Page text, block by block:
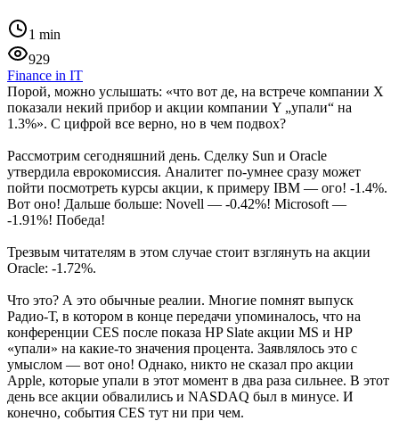
1 min
929
Finance in IT
Порой, можно услышать: «что вот де, на встрече компании Х
показали некий прибор и акции компании Y „упали“ на
1.3%». С цифрой все верно, но в чем подвох?
Рассмотрим сегодняшний день. Сделку Sun и Oracle
утвердила еврокомиссия. Аналитег по-умнее сразу может
пойти посмотреть курсы акции, к примеру IBM — ого! -1.4%.
Вот оно! Дальше больше: Novell — -0.42%! Microsoft —
-1.91%! Победа!
Трезвым читателям в этом случае стоит взглянуть на акции
Oracle: -1.72%.
Что это? А это обычные реалии. Многие помнят выпуск
Радио-Т, в котором в конце передачи упоминалось, что на
конференции CES после показа HP Slate акции MS и HP
«упали» на какие-то значения процента. Заявлялось это с
умыслом — вот оно! Однако, никто не сказал про акции
Apple, которые упали в этот момент в два раза сильнее. В этот
день все акции обвалились и NASDAQ был в минусе. И
конечно, события CES тут ни при чем.